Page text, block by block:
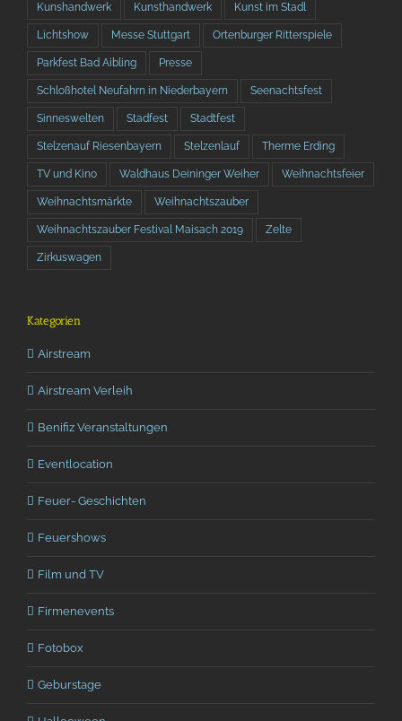
Kunshandwerk Kunsthandwerk Kunst im Stadl
Lichtshow Messe Stuttgart Ortenburger Ritterspiele
Parkfest Bad Aibling Presse
Schloßhotel Neufahrn in Niederbayern Seenachtsfest
Sinneswelten Stadfest Stadtfest
Stelzenauf Riesenbayern Stelzenlauf Therme Erding
TV und Kino Waldhaus Deininger Weiher Weihnachtsfeier
Weihnachtsmärkte Weihnachtszauber
Weihnachtszauber Festival Maisach 2019 Zelte
Zirkuswagen
Kategorien
Airstream
Airstream Verleih
Benifiz Veranstaltungen
Eventlocation
Feuer- Geschichten
Feuershows
Film und TV
Firmenevents
Fotobox
Geburstage